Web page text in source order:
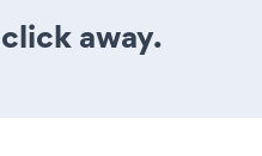
away.